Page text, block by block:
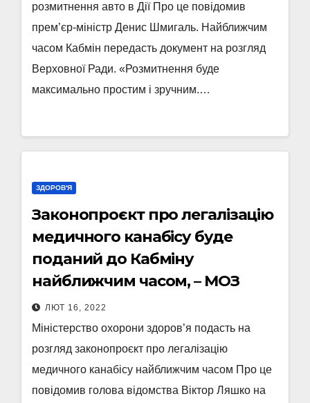
розмитнення авто в Дії Про це повідомив
прем’єр-міністр Денис Шмигаль. Найближчим
часом Кабмін передасть документ на розгляд
Верховної Ради. «Розмитнення буде
максимально простим і зручним.…
ЗДОРОВ'Я
Законопроєкт про легалізацію
медичного канабісу буде
поданий до Кабміну
найближчим часом, – МОЗ
ЛЮТ 16, 2022
Міністерство охорони здоров’я подасть на
розгляд законопроєкт про легалізацію
медичного канабісу найближчим часом Про це
повідомив голова відомства Віктор Ляшко на